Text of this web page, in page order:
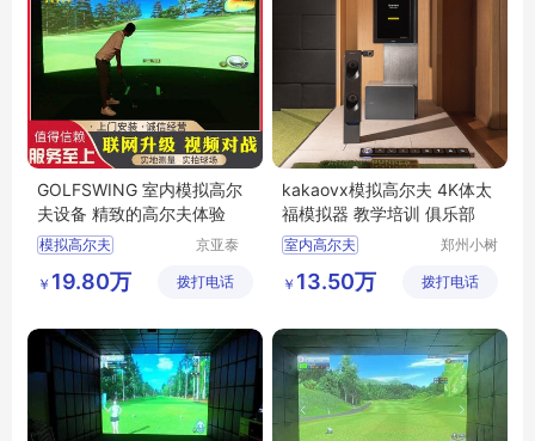
GOLFSWING 室内模拟高尔
夫设备 精致的高尔夫体验
模拟高尔夫
京亚泰
技有限公
￥ 19.80万 拨打电话
kakaovx模拟高尔夫 4K体太
福模拟器 教学培训 俱乐部
室内高尔夫
模拟高尔夫
郑州室内高尔夫
郑州小树
有限公司
￥ 13.50万 拨打电话